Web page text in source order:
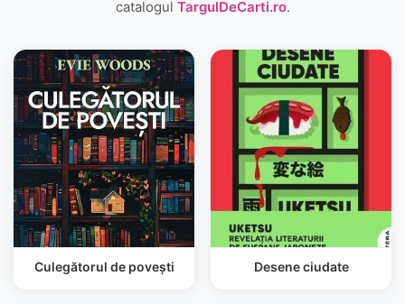
catalogul TargulDeCarti.ro.
Culegătorul de povești Desene ciudate